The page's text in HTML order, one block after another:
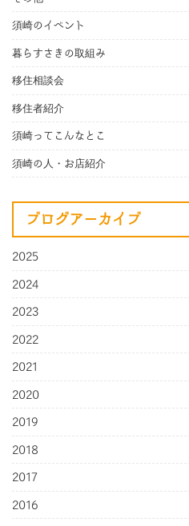
須崎のイベント
暮らすさきの取組み
移住相談会
移住者紹介
須崎ってこんなとこ
須崎の人・お店紹介
ブログアーカイブ
2025
2024
2023
2022
2021
2020
2019
2018
2017
2016